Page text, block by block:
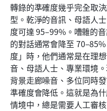
轉錄的準確度幾乎完全取
型。乾淨的音訊、母語人
度可達 95–99%。嘈雜的
的對話通常會降至
度」時，他們通常是在理
音、母語人士、專業環境
背景走廊噪音、多位同時
準確度會降低。這就是為
情境中，總是需要人工審核